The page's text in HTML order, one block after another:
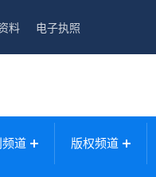
料 电子执照
道 版权频道